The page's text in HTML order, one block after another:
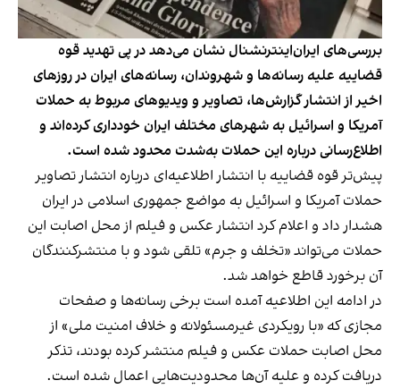
بررسی‌های ایران‌اینترنشنال نشان می‌دهد در پی تهدید قوه
قضاییه علیه رسانه‌ها و شهروندان، رسانه‌های ایران در روزهای
اخیر از انتشار گزارش‌ها، تصاویر و ویدیوهای مربوط به حملات
آمریکا و اسرائیل به شهرهای مختلف ایران خودداری کرده‌اند و
اطلاع‌رسانی درباره این حملات به‌شدت محدود شده است.
پیش‌تر قوه قضاییه با انتشار اطلاعیه‌ای درباره انتشار تصاویر
حملات آمریکا و اسرائیل به مواضع جمهوری اسلامی در ایران
هشدار داد و اعلام کرد انتشار عکس و فیلم از محل اصابت این
حملات می‌تواند «تخلف و جرم» تلقی شود و با منتشرکنندگان
آن برخورد قاطع خواهد شد.
در ادامه این اطلاعیه آمده است برخی رسانه‌ها و صفحات
مجازی که «با رویکردی غیرمسئولانه و خلاف امنیت ملی» از
محل اصابت حملات عکس و فیلم منتشر کرده بودند، تذکر
دریافت کرده و علیه آن‌ها محدودیت‌هایی اعمال شده است.